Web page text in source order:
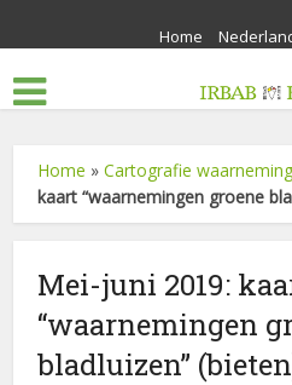
Home
Home »Cartografie
kaart “waarnemingen groene
Mei-juni 2019:
“waarnemingen
bladluizen”